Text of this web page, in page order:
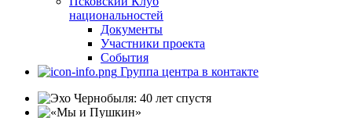
национальностей
Документы
Участники проекта
События
Группа центра в контакте